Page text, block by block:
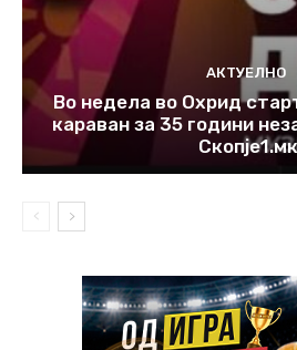
АКТУЕЛНО
Во недела во Охрид
караван за 35 години
Скопје1.мк